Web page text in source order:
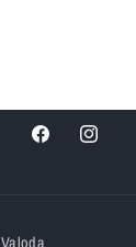
FacebookInstagram
Valoda